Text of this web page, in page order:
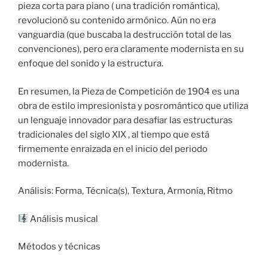
pieza corta para piano ( una tradición romántica),
revolucionó su contenido armónico. Aún no era
vanguardia (que buscaba la destrucción total de las
convenciones), pero era claramente modernista en su
enfoque del sonido y la estructura.
En resumen, la Pieza de Competición de 1904 es una
obra de estilo impresionista y posromántico que utiliza
un lenguaje innovador para desafiar las estructuras
tradicionales del siglo XIX , al tiempo que está
firmemente enraizada en el inicio del periodo
modernista.
Análisis: Forma, Técnica(s), Textura, Armonía, Ritmo
Análisis musical
Métodos y técnicas